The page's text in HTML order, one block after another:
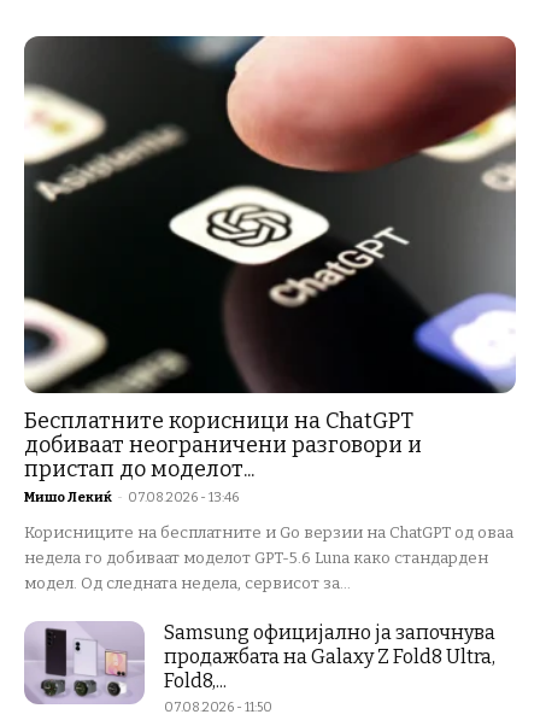
Бесплатните корисници на ChatGPT
добиваат неограничени разговори и
пристап до моделот...
Мишо Лекиќ - 07.08.2026 - 13:46
Корисниците на бесплатните и Go верзии на ChatGPT од оваа
недела го добиваат моделот GPT-5.6 Luna како стандарден
модел. Од следната недела, сервисот за...
Samsung официјално ја започнува
продажбата на Galaxy Z Fold8 Ultra,
Fold8,...
07.08.2026 - 11:50